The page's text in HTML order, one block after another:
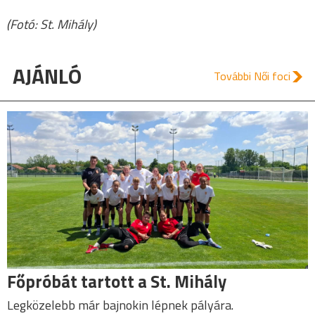
(Fotó: St. Mihály)
AJÁNLÓ További Női foci
Főpróbát tartott a St. Mihály
Legközelebb már bajnokin lépnek pályára.